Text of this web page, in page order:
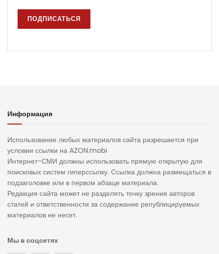
Информация
Использование любых материалов сайта разрешается при
условии ссылки на AZON.mobi
Интернет-СМИ должны использовать прямую открытую для
поисковых систем гиперссылку. Ссылка должна размещаться в
подзаголовке или в первом абзаце материала.
Редакция сайта может не разделять точку зрения авторов
статей и ответственности за содержание републицируемых
материалов не несет.
Мы в соцсетях